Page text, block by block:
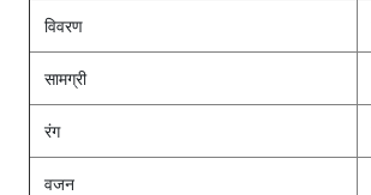
विवरण
सामग्री
रंग
वजन